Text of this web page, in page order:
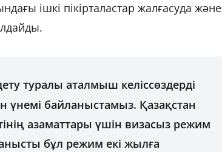
ішкі пікірталастар жалғасуда және
туралы аталмыш келіссөздерді
үнемі байланыстамыз. Қазақстан
азаматтары үшін визасыз режим
бұл режим екі жылға